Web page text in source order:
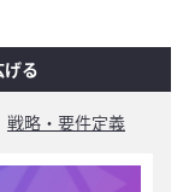
る
戦略・要件定義